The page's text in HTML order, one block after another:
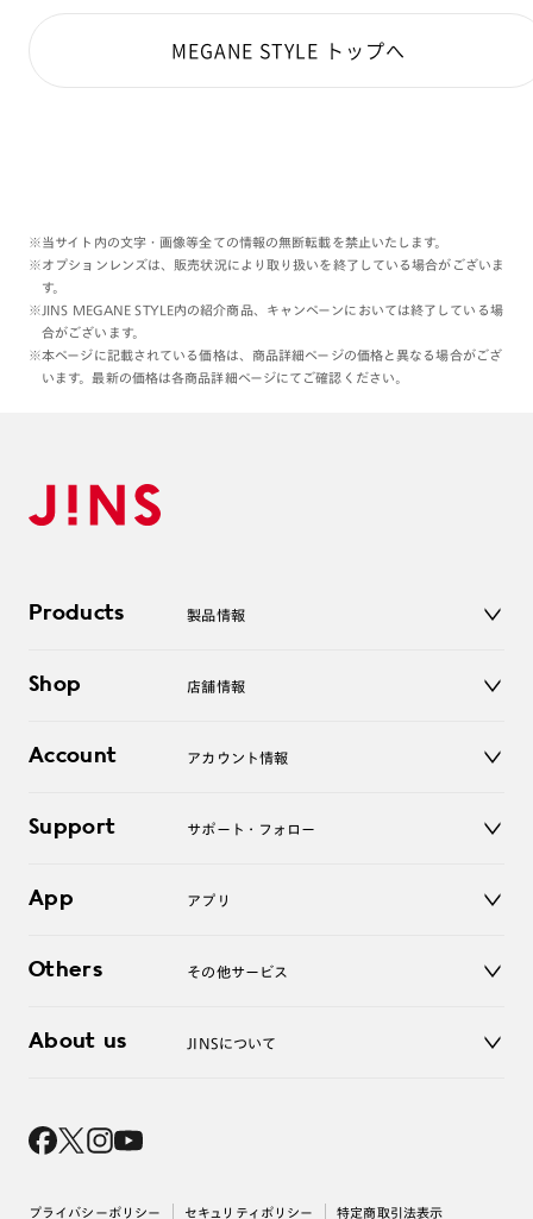
MEGANE STYLE トップへ
※当サイト内の文字・画像等全ての情報の無断転載を禁止いたします。
※オプションレンズは、販売状況により取り扱いを終了している場合がございま
す。
※JINS MEGANE STYLE内の紹介商品、キャンペーンにおいては終了している場
合がございます。
※本ページに記載されている価格は、商品詳細ページの価格と異なる場合がござ
います。最新の価格は各商品詳細ページにてご確認ください。
Products 製品情報
サングラス
コンタクトレンズ
アクセサリー
Shop 店舗情報
オンラインショップ
Account アカウント情報
ログアウト
Support サポート・フォロー
よくあるご質問
お問い合わせ
App アプリ
Others その他サービス
レンズ交換
About us JINSについて
採用情報
出店について
プライバシーポリシー セキュリティポリシー 特定商取引法表示